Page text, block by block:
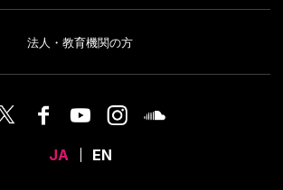
法人・教育機関の方
JA EN